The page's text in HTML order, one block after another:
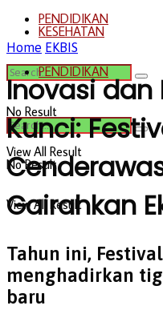
PENDIDIKAN
No Result
View All Result
KESEHATAN
PENDIDIKAN
No Result
View All Result
Home EKBIS
Inovasi dan
Kunci:
Gairahkan
Tahun ini,
menghadirkan
baru